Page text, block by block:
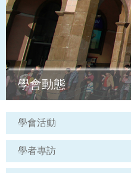
學會動態
學會活動
學者專訪